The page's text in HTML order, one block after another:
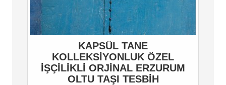
KAPSÜL TANE
KOLLEKSİYONLUK ÖZEL
İŞÇİLİKLİ ORJİNAL ERZURUM
OLTU TAŞI TESBİH